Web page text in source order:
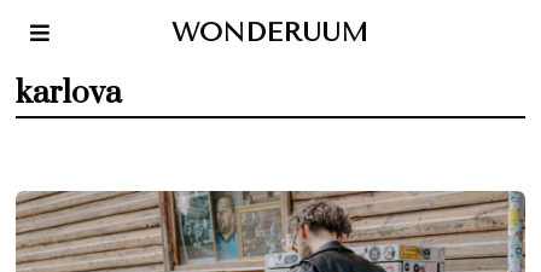
WONDERUUM
karlova